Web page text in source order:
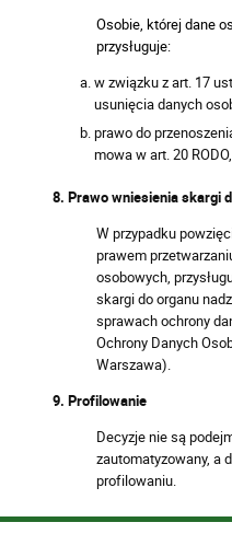
Osobie, której dane
przysługuje:
w związku z art. 17
usunięcia danych
prawo do
mowa w art. 20 RODO,
8. Prawo wniesienia skargi
W przypadku
prawem
osobowych,
skargi do organu
sprawach ochrony
Ochrony Danych
Warszawa).
9. Profilowanie
Decyzje nie są
zautomatyzowany, a
profilowaniu.